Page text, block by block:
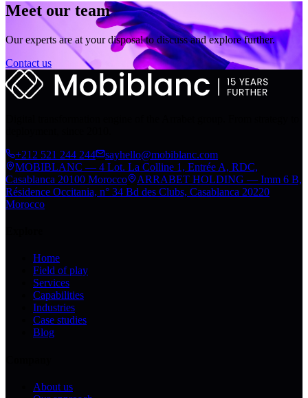
Meet our team
Our experts are at your disposal to discuss and explore further.
Contact us
+212 521 244 244
sayhello@mobiblanc.com
MOBIBLANC — 4 Lot. La Colline 1, Entrée A, RDC,
Casablanca 20100 Morocco
ARRABET HOLDING — Imm 6 B,
Résidence Occitania, n° 34 Bd des Clubs, Casablanca 20220
Morocco
Home
Field of play
Services
Capabilities
Industries
Case studies
Blog
About us